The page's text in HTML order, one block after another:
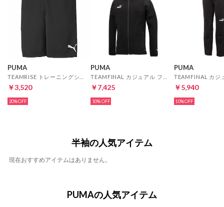
PUMA
￥3,520
20%
PUMA
￥7,425
10%
PUMA
￥5,940
10%
半袖の人気アイテム
現在おすすめアイテムはありません。
PUMAの人気アイテム